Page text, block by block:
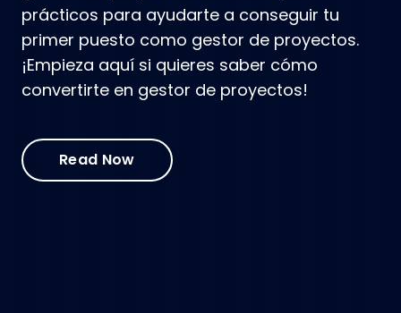
prácticos para ayudarte a conseguir tu
primer puesto como gestor de proyectos.
¡Empieza aquí si quieres saber cómo
convertirte en gestor de proyectos!
Read Now